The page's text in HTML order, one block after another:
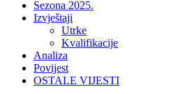
Sezona 2025.
Izvještaji
Utrke
Kvalifikacije
Analiza
Povijest
OSTALE VIJESTI